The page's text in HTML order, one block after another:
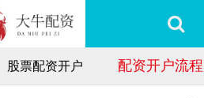
股票配资开户 配资开户流程